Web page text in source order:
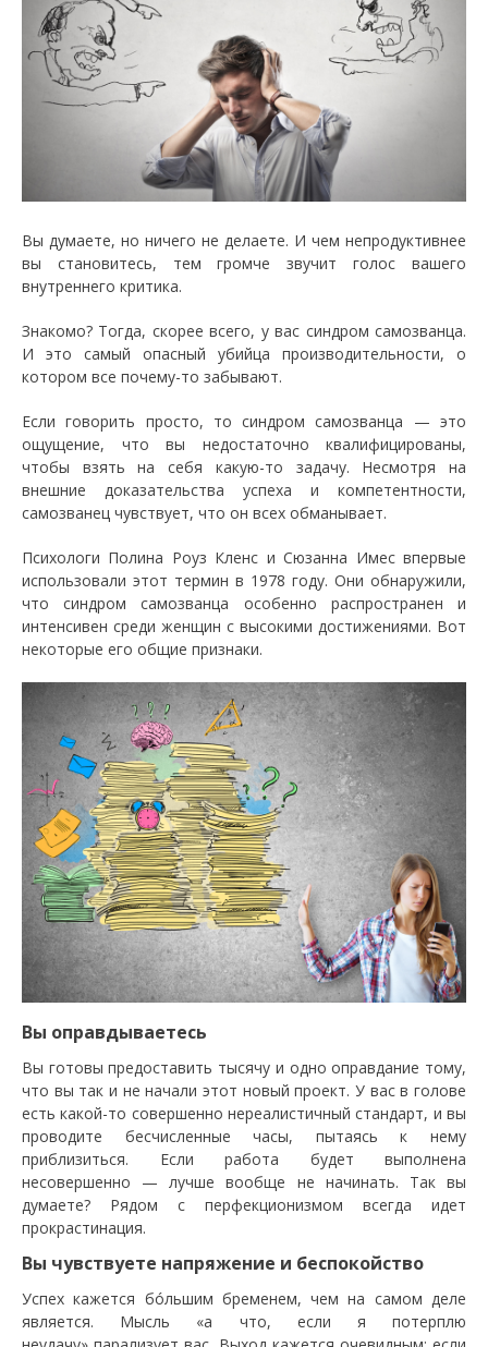
Вы думаете, но ничего не делаете. И чем непродуктивнее
вы становитесь, тем громче звучит голос вашего
внутреннего критика.
Знакомо? Тогда, скорее всего, у вас синдром самозванца.
И это самый опасный убийца производительности, о
котором все почему-то забывают.
Если говорить просто, то синдром самозванца — это
ощущение, что вы недостаточно квалифицированы,
чтобы взять на себя какую-то задачу. Несмотря на
внешние доказательства успеха и компетентности,
самозванец чувствует, что он всех обманывает.
Психологи Полина Роуз Кленс и Сюзанна Имес впервые
использовали этот термин в 1978 году. Они обнаружили,
что синдром самозванца особенно распространен и
интенсивен среди женщин с высокими достижениями. Вот
некоторые его общие признаки.
Вы оправдываетесь
Вы готовы предоставить тысячу и одно оправдание тому,
что вы так и не начали этот новый проект. У вас в голове
есть какой-то совершенно нереалистичный стандарт, и вы
проводите бесчисленные часы, пытаясь к нему
приблизиться. Если работа будет выполнена
несовершенно — лучше вообще не начинать. Так вы
думаете? Рядом с перфекционизмом всегда идет
прокрастинация.
Вы чувствуете напряжение и беспокойство
Успех кажется бóльшим бременем, чем на самом деле
является. Мысль «а что, если я потерплю